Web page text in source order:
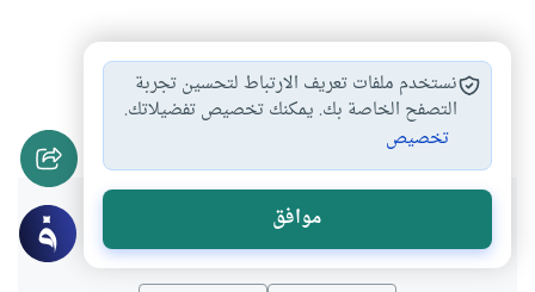
المستقبل الإسلام والدراسات المستقبلية
الدراسات المستقبلية # الدين والمستقبل
هل انتفعت بهذا المحتوى؟
نستخدم ملفات تعريف الارتباط لتحسين تجربة
التصفح الخاصة بك. يمكنك تخصيص تفضيلاتك.
تخصيص
موافق